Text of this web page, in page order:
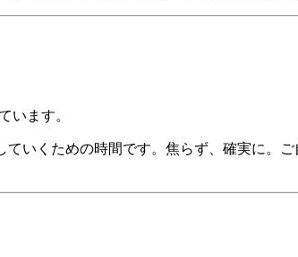
います。
いくための時間です。焦らず、確実に。